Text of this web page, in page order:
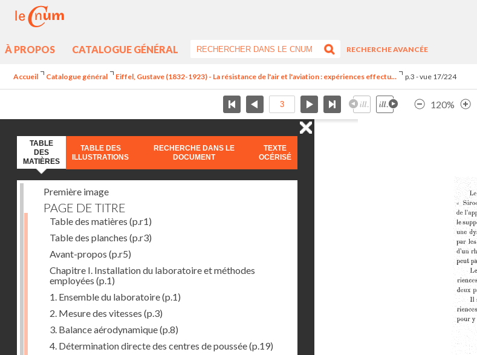
À PROPOS CATALOGUE GÉNÉRAL
RECHERCHE AVANCÉE
Accueil Catalogue général Eiffel, Gustave (1832-1923) - La résistance de l'air et l'aviation : expériences effectu... p.3 - vue 17/224
120%
TABLE
DES
MATIÈRES
TABLE DES
ILLUSTRATIONS
RECHERCHE DANS LE
DOCUMENT
TEXTE
OCÉRISÉ
Première image
PAGE DE TITRE
Table des matières (p.r1)
Table des planches (p.r3)
Avant-propos (p.r5)
Chapitre I. Installation du laboratoire et méthodes
employées (p.1)
1. Ensemble du laboratoire(p.1)
2. Mesure des vitesses (p.3)
3. Balance aérodynamique(p.8)
4. Détermination directe des centres de poussée(p.19)